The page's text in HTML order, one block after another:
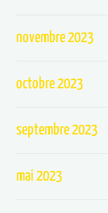
novembre 2023
octobre 2023
septembre 2023
mai 2023